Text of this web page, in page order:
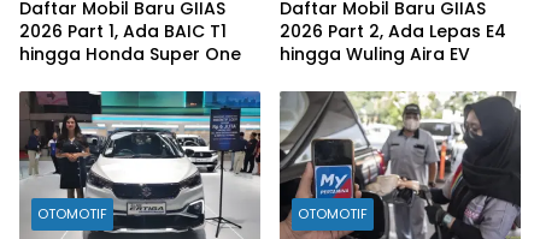
Daftar Mobil Baru GIIAS
2026 Part 1, Ada BAIC T1
hingga Honda Super One
Daftar Mobil Baru GIIAS
2026 Part 2, Ada Lepas E4
hingga Wuling Aira EV
OTOMOTIF OTOMOTIF